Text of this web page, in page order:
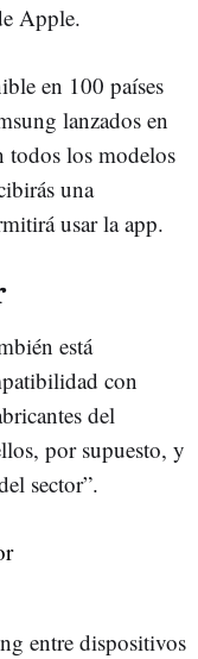
Apple.
en 100 países
lanzados en
todos los modelos
una
usar la app.
está
con
del
por supuesto, y
sector”.
entre dispositivos